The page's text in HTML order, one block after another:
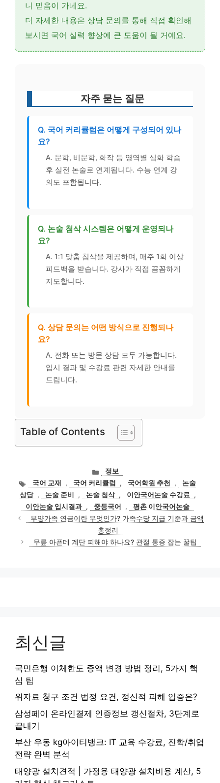
니 믿음이 가네요.
더 자세한 내용은 상담 문의를 통해 직접 확인해
보시면 국어 실력 향상에 큰 도움이 될 거예요.
자주 묻는 질문
Q. 국어 커리큘럼은 어떻게 구성되어 있나
요?
A. 문학, 비문학, 화작 등 영역별 심화 학습
후 실전 논술로 연계됩니다. 수능 연계 강
의도 포함됩니다.
Q. 논술 첨삭 시스템은 어떻게 운영되나
요?
A. 1:1 맞춤 첨삭을 제공하며, 매주 1회 이상
피드백을 받습니다. 강사가 직접 꼼꼼하게
지도합니다.
Q. 상담 문의는 어떤 방식으로 진행되나
요?
A. 전화 또는 방문 상담 모두 가능합니다.
입시 결과 및 수강료 관련 자세한 안내를
드립니다.
Table of Contents
카
테
고
리
정보
태
그
국어 교재 , 국어 커리큘럼 , 국어학원 추천 ,
논술
상담 , 논술 준비 , 논술 첨삭 , 이안국어논술 수강료
,
이안논술 입시결과 , 중등국어 ,
평촌 이안국어논술
부양가족 연금이란 무엇인가? 가족수당 지급 기준과 금액
총정리
무릎 아픈데 계단 피해야 하나요? 관절 통증 잡는 꿀팁
최신글
국민은행 이체한도 증액 변경 방법 정리, 5가지 핵
심 팁
위자료 청구 조건 법정 요건, 정신적 피해 입증은?
삼성페이 온라인결제 인증정보 갱신절차, 3단계로
끝내기
부산 우동 kg아이티뱅크: IT 교육 수강료, 진학/취업
전략 완벽 분석
태양광 설치견적 | 가정용 태양광 설치비용 계산, 5